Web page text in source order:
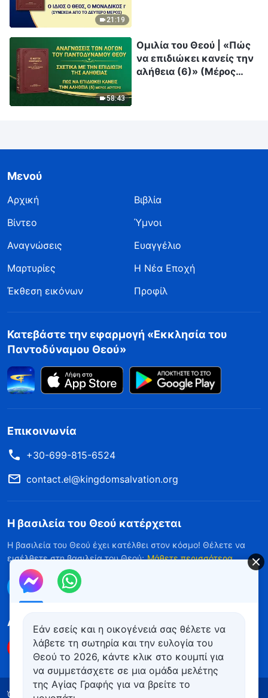
21:19
58:43
Ομιλία του Θεού | «Πώς
να επιδιώκει κανείς την
αλήθεια (6)» (Μέρος
Μενού
Αρχική
Βιβλία
Βίντεο
Ύμνοι
Αναγνώσεις
Ευαγγέλιο
Μαρτυρίες
Η Νέα Εποχή
Έκθεση εικόνων
Προφίλ
Κατεβάστε την εφαρμογή «Εκκλησία του
Παντοδύναμου Θεού»
Επικοινωνία
+30-699-815-6524
contact.el@kingdomsalvation.org
Η βασιλεία του Θεού κατέρχεται
Η βασιλεία του Θεού έχει κατέλθει στον κόσμο! Θέλετε να
εισέλθετε στη βασιλεία του Θεού; Μάθετε περισσότερα
Επικοινωνήστε μαζί μας μέσω Messenger
Ακολουθήστε μας
Όροι Χρήσης Πολιτική απορρήτου
Εάν εσείς και η οικογένειά σας θέλετε να
λάβετε τη σωτηρία και την ευλογία του
Θεού το 2026, κάντε κλικ στο κουμπί για
να συμμετάσχετε σε μια ομάδα μελέτης
της Αγίας Γραφής για να βρείτε το